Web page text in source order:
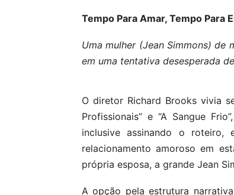
Tempo Para Amar, Tempo Para
Uma mulher (Jean Simmons) de
em uma tentativa desesperada
O diretor Richard Brooks vivia
Profissionais” e “A Sangue
inclusive assinando o roteiro,
relacionamento amoroso em
própria esposa, a grande Jean
A opção pela estrutura